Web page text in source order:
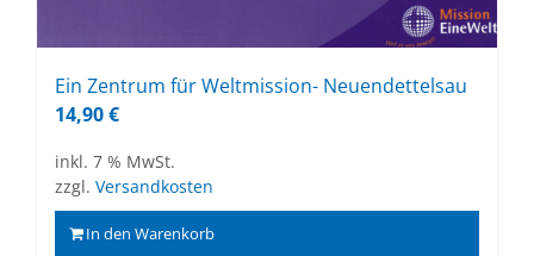
Ein Zen­trum für Welt­mis­si­on- Neu­en­det­tels­au
14,90€
inkl. 7 % MwSt.
zzgl. Versandkosten
In den Warenkorb